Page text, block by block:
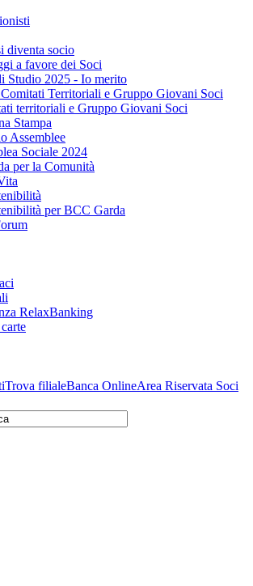
diventa socio
a favore dei Soci
Studio 2025 - Io merito
Territoriali e Gruppo Giovani Soci
territoriali e Gruppo Giovani Soci
Stampa
Assemblee
Sociale 2024
per la Comunità
per BCC Garda
RelaxBanking
Trova filialeBanca OnlineArea Riservata Soci